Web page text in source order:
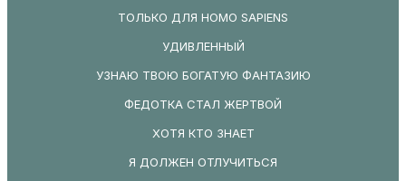
ТОЛЬКО ДЛЯ HOMO SAPIENS
УДИВЛЕННЫЙ
УЗНАЮ ТВОЮ БОГАТУЮ ФАНТАЗИЮ
ФЕДОТКА СТАЛ ЖЕРТВОЙ
ХОТЯ КТО ЗНАЕТ
Я ДОЛЖЕН ОТЛУЧИТЬСЯ